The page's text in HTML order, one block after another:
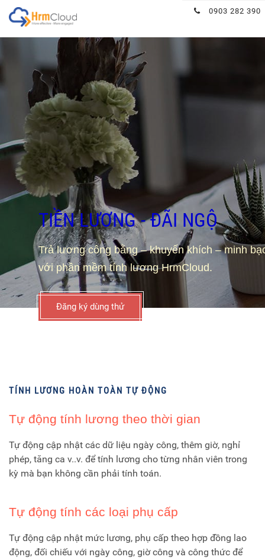
0903 282 390
Hrmcloud
TIỀN LƯƠNG - ĐÃI NGỘ
Trả lương công bằng – khuyến khích – minh
với phần mềm tính lương HrmCloud.
Đăng ký dùng thử
TÍNH LƯƠNG HOÀN TOÀN TỰ ĐỘNG
Tự động tính lương theo thời gian
Tự động cập nhật các dữ liệu ngày công, thêm giờ, nghỉ
phép, tăng ca v..v. để tính lương cho từng nhân viên trong
kỳ mà bạn không cần phải tính toán.
Tự động tính các loại phụ cấp
Tự động cập nhật mức lương, phụ cấp theo hợp đồng lao
động, đối chiếu với ngày công, giờ công và công thức để